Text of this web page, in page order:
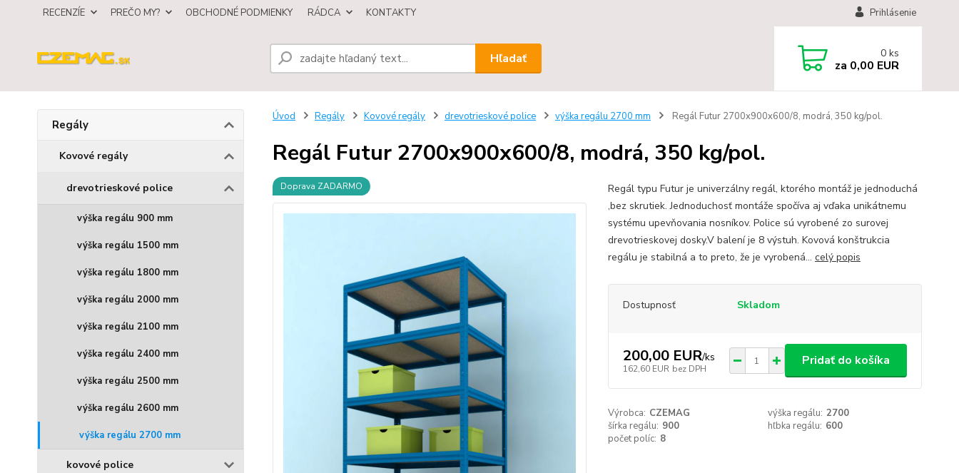
RECENZÍE PREČO MY? OBCHODNÉ PODMIENKY RÁDCA KONTAKTY Prihlásenie
Hľadať 0 ks
za 0,00 EUR
Regály
Kovové regály
drevotrieskové police
výška regálu 900 mm
výška regálu 1500 mm
výška regálu 1800 mm
výška regálu 2000 mm
výška regálu 2100 mm
výška regálu 2400 mm
výška regálu 2500 mm
výška regálu 2600 mm
výška regálu 2700 mm
kovové police
Úvod Regály Kovové regály drevotrieskové police výška regálu 2700 mm Regál Futur 2700x900x600/8, modrá, 350 kg/pol.
Regál Futur 2700x900x600/8, modrá, 350 kg/pol.
Doprava ZADARMO
Regál typu Futur je univerzálny regál, ktorého montáž je jednoduchá
,bez skrutiek. Jednoduchosť montáže spočíva aj vďaka unikátnemu
systému upevňovania nosníkov. Police sú vyrobené zo surovej
drevotrieskovej dosky.V balení je 8 výstuh. Kovová konštrukcia
regálu je stabilná a to preto, že je vyrobená... celý popis
Dostupnosť Skladom
200,00 EUR/ks
162,60 EUR bez DPH
Pridať do košíka
Výrobca: CZEMAG výška regálu: 2700
šírka regálu: 900 hľbka regálu: 600
počet políc: 8